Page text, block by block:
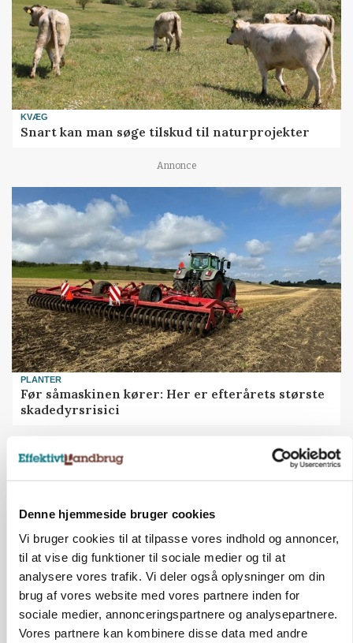
Denne hjemmeside bruger cookies
Vi bruger cookies til at tilpasse vores indhold og annoncer,
til at vise dig funktioner til sociale medier og til at
analysere vores trafik. Vi deler også oplysninger om din
brug af vores website med vores partnere inden for
sociale medier, annonceringspartnere og analysepartnere.
Vores partnere kan kombinere disse data med andre
KVÆG
Snart kan man søge tilskud til naturprojekter
Annonce
PLANTER
Før såmaskinen kører: Her er efterårets største
skadedyrsrisici
avlsbestand
Annonce
Loading...